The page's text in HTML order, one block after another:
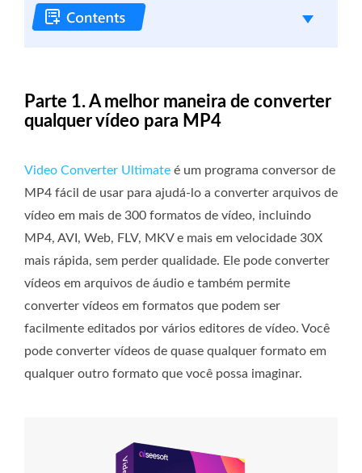
Parte 1. A melhor maneira de converter
qualquer vídeo para MP4
Video Converter Ultimate é um programa conversor de
MP4 fácil de usar para ajudá-lo a converter arquivos de
vídeo em mais de 300 formatos de vídeo, incluindo
MP4, AVI, Web, FLV, MKV e mais em velocidade 30X
mais rápida, sem perder qualidade. Ele pode converter
vídeos em arquivos de áudio e também permite
converter vídeos em formatos que podem ser
facilmente editados por vários editores de vídeo. Você
pode converter vídeos de quase qualquer formato em
qualquer outro formato que você possa imaginar.